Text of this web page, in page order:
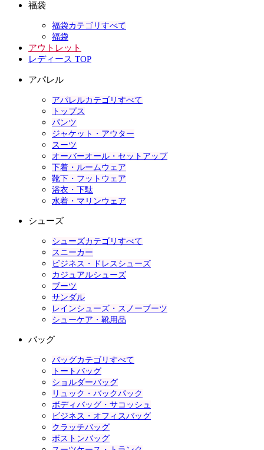
福袋
福袋カテゴリすべて
福袋
アウトレット
レディース TOP
アパレル
アパレルカテゴリすべて
トップス
パンツ
ジャケット・アウター
スーツ
オーバーオール・セットアップ
下着・ルームウェア
靴下・フットウェア
浴衣・下駄
水着・マリンウェア
シューズ
シューズカテゴリすべて
スニーカー
ビジネス・ドレスシューズ
カジュアルシューズ
ブーツ
サンダル
レインシューズ・スノーブーツ
シューケア・靴用品
バッグ
バッグカテゴリすべて
トートバッグ
ショルダーバッグ
リュック・バックパック
ボディバッグ・サコッシュ
ビジネス・オフィスバッグ
クラッチバッグ
ボストンバッグ